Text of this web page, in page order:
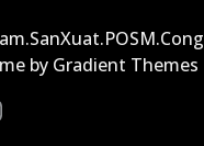
by Gradient